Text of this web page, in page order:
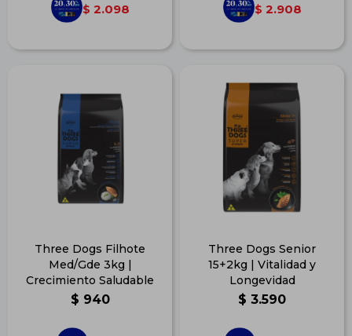
$ 2.098 $ 2.908
Three Dogs Filhote
Med/Gde 3kg |
Crecimiento Saludable
$ 940
Three Dogs Senior
15+2kg | Vitalidad y
Longevidad
$ 3.590